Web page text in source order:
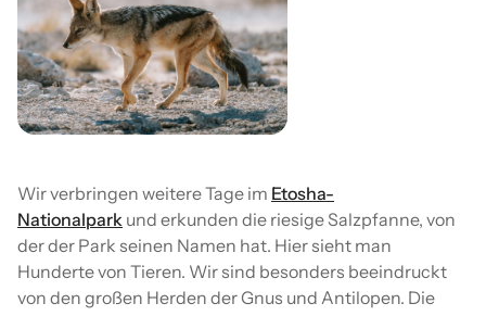
Wir verbringen weitere Tage im Etosha-
Nationalpark und erkunden die riesige Salzpfanne, von
der der Park seinen Namen hat. Hier sieht man
Hunderte von Tieren. Wir sind besonders beeindruckt
von den großen Herden der Gnus und Antilopen. Die